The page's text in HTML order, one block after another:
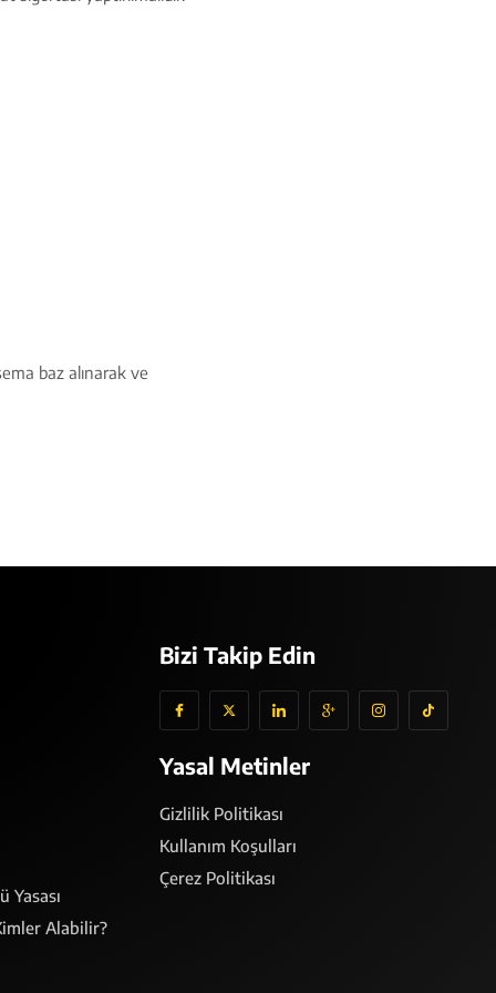
baz alınarak ve
Yasası
Alabilir?
Bizi Takip Edin
Yasal Metinler
Gizlilik Politikası
Kullanım Koşulları
Çerez Politikası